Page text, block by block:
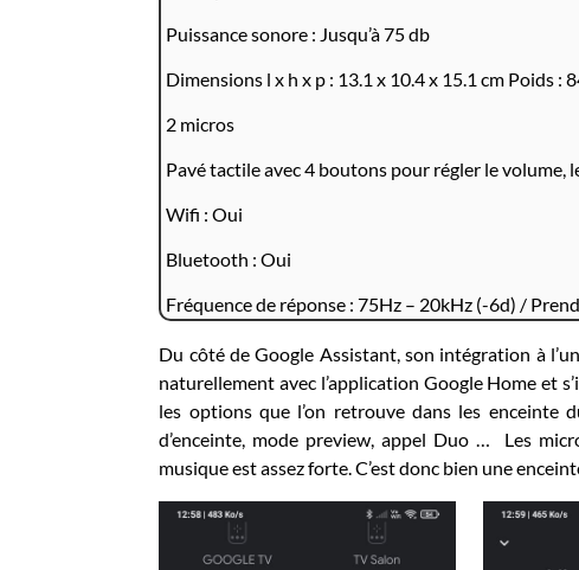
Puissance sonore : Jusqu’à 75 db
Dimensions l x h x p : 13.1 x 10.4 x 15.1 cm Poids :
2 micros
Pavé tactile avec 4 boutons pour régler le volume,
Wifi : Oui
Bluetooth : Oui
Fréquence de réponse : 75Hz – 20kHz (-6d) /
Du côté de Google Assistant, son intégration à
naturellement avec l’application Google Home et
les options que l’on retrouve dans les enceinte
d’enceinte, mode preview, appel Duo … Les
musique est assez forte. C’est donc bien une